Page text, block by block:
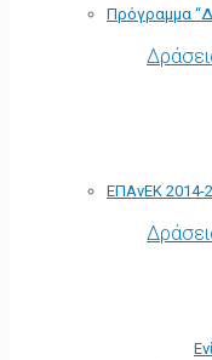
Πρόγραμμα
ΕΠΑνΕΚ 2014-